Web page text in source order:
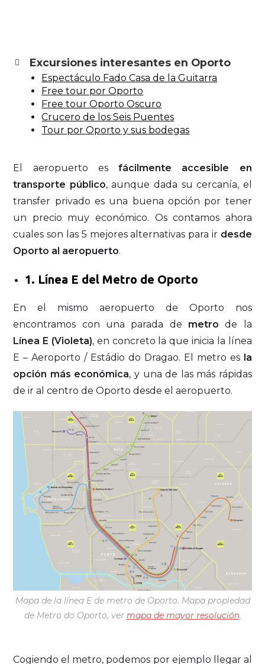
Excursiones interesantes en Oporto
Espectáculo Fado Casa de la Guitarra
Free tour por Oporto
Free tour Oporto Oscuro
Crucero de los Seis Puentes
Tour por Oporto y sus bodegas
El aeropuerto esfácilmente accesible en
transporte público, aunque dada su cercanía, el
transfer privado es una buena opción por tener
un precio muy económico. Os contamos ahora
cuales son las 5 mejores alternativas para ir desde
Oporto al aeropuerto.
1. Línea E del Metro de Oporto
En el mismo aeropuerto de Oporto nos
encontramos con una parada de metro de la
Línea E (Violeta), en concreto la que inicia la línea
E – Aeroporto / Estádio do Dragao. El metro es la
opción más económica, y una de las más rápidas
de ir al centro de Oporto desde el aeropuerto.
Mapa de la línea E de metro de Oporto. Mapa propiedad
de Metro do Oporto, ver mapa de mayor resolución.
Cogiendo el metro, podemos por ejemplo llegar al